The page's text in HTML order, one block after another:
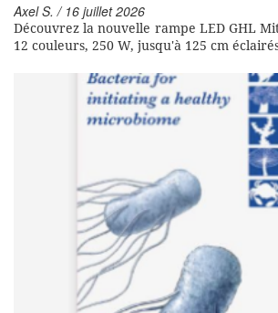
Axel S. / 16 juillet 2026
Découvrez la nouvelle rampe LED GHL
12 couleurs, 250 W, jusqu'à 125 cm